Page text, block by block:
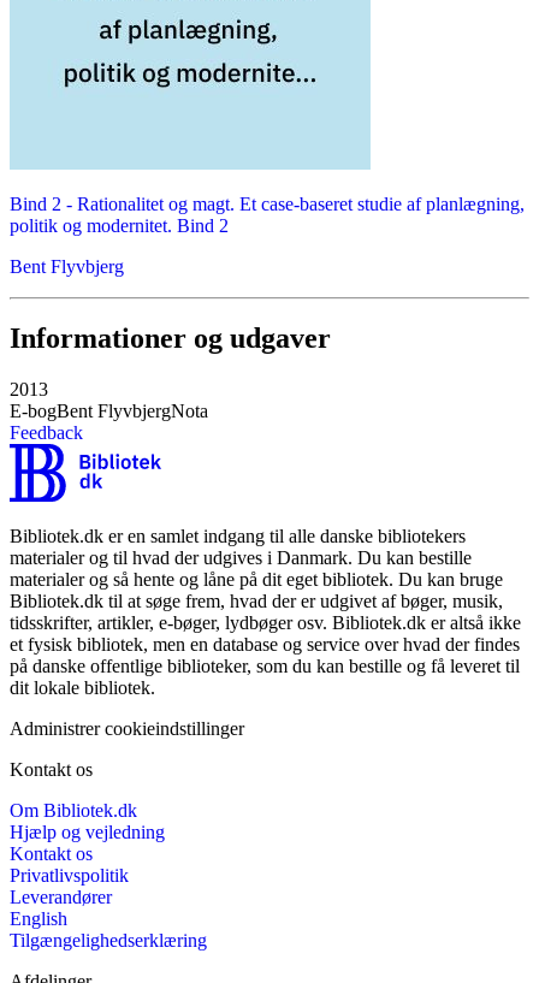
Bind 2 - Rationalitet og magt. Et case-baseret studie af planlægning,
politik og modernitet. Bind 2
Bent Flyvbjerg
Informationer og udgaver
2013
E-bogBent FlyvbjergNota
Feedback
Bibliotek.dk er en samlet indgang til alle danske bibliotekers
materialer og til hvad der udgives i Danmark. Du kan bestille
materialer og så hente og låne på dit eget bibliotek. Du kan bruge
Bibliotek.dk til at søge frem, hvad der er udgivet af bøger, musik,
tidsskrifter, artikler, e-bøger, lydbøger osv. Bibliotek.dk er altså ikke
et fysisk bibliotek, men en database og service over hvad der findes
på danske offentlige biblioteker, som du kan bestille og få leveret til
dit lokale bibliotek.
Administrer cookieindstillinger
Kontakt os
Om Bibliotek.dk
Hjælp og vejledning
Kontakt os
Privatlivspolitik
Leverandører
English
Tilgængelighedserklæring